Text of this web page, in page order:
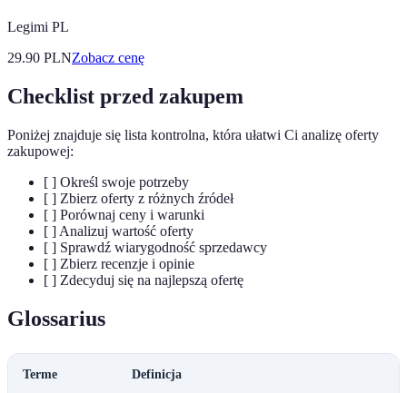
Legimi PL
29.90 PLNZobacz cenę
Checklist przed zakupem
Poniżej znajduje się lista kontrolna, która ułatwi Ci analizę oferty
zakupowej:
[ ] Określ swoje potrzeby
[ ] Zbierz oferty z różnych źródeł
[ ] Porównaj ceny i warunki
[ ] Analizuj wartość oferty
[ ] Sprawdź wiarygodność sprzedawcy
[ ] Zbierz recenzje i opinie
[ ] Zdecyduj się na najlepszą ofertę
Glossarius
Terme Definicja